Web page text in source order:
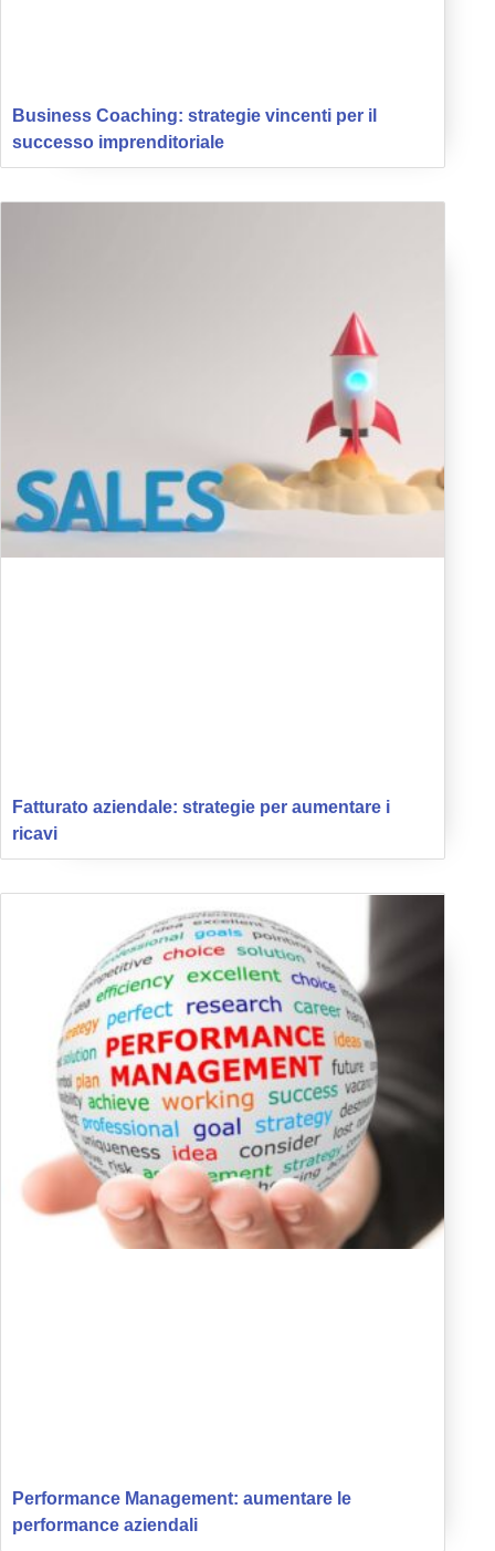
Business Coaching: strategie vincenti per il
successo imprenditoriale
Fatturato aziendale: strategie per aumentare i
ricavi
Performance Management: aumentare le
performance aziendali